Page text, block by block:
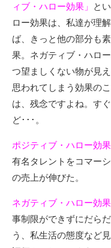
ィブ・ハロー効果」
と
ロー効果は、私達が理
ば、きっと他の部分も
果。ネガティブ・ハロ
つ望ましくない物が見
思われてしまう効果の
は、残念ですよね。す
ど･･･。
ポジティブ・ハロー効果
有名タレントをコマー
の売上が伸びた。
ネガティブ・ハロー効果
事制限ができずにだら
う、私生活の態度など